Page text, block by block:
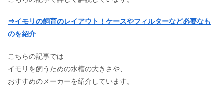
⇒イモリの飼育のレイアウト！ケースやフィルターなど必要なも
のを紹介
こちらの記事では
イモリを飼うための水槽の大きさや、
おすすめのメーカーを紹介しています。